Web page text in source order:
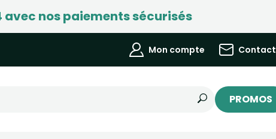
avec nos paiements sécurisés
Mon compte Contact
PROMOS